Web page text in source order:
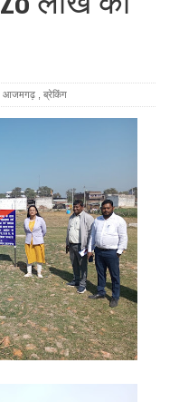
आजमगढ़ ब्रेकिंग